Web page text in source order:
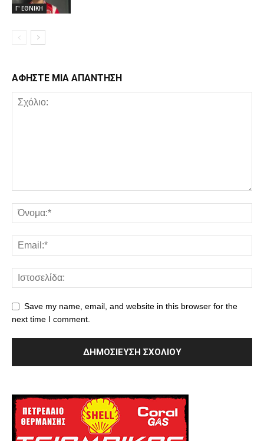
Γ' ΕΘΝΙΚΗ
ΑΦΗΣΤΕ ΜΙΑ ΑΠΑΝΤΗΣΗ
Save my name, email, and website in this browser for the
next time I comment.